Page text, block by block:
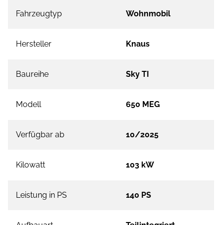
Fahrzeugtyp Wohnmobil
Hersteller Knaus
Baureihe Sky TI
Modell 650 MEG
Verfügbar ab 10/2025
Kilowatt 103 kW
Leistung in PS 140 PS